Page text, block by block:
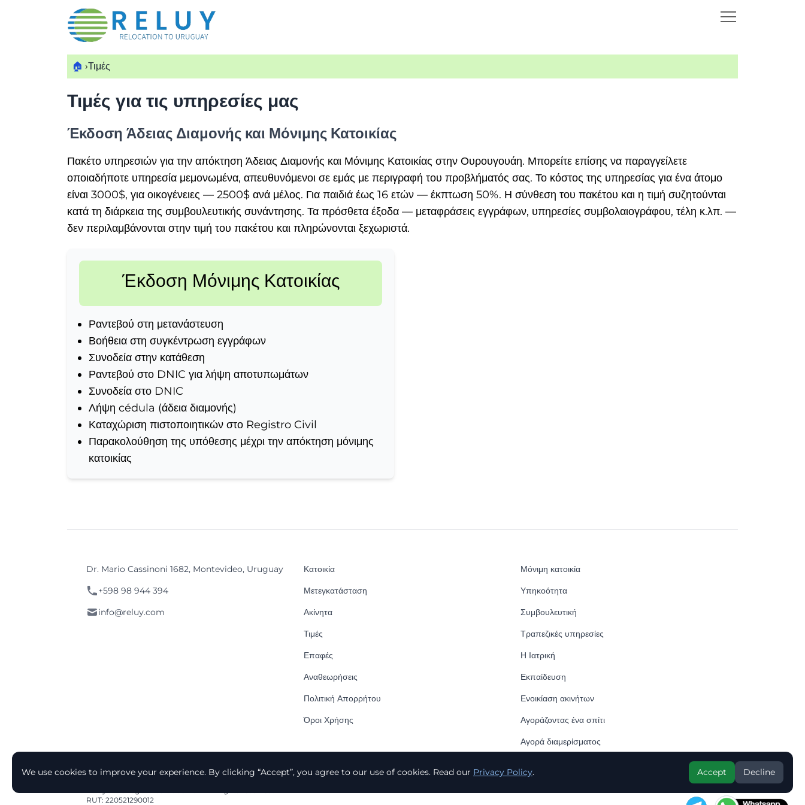
🏠 ›Τιμές
Τιμές για τις υπηρεσίες μας
Έκδοση Άδειας Διαμονής και Μόνιμης Κατοικίας
Πακέτο υπηρεσιών για την απόκτηση Άδειας Διαμονής και Μόνιμης Κατοικίας στην Ουρουγουάη. Μπορείτε επίσης να παραγγείλετε
οποιαδήποτε υπηρεσία μεμονωμένα, απευθυνόμενοι σε εμάς με περιγραφή του προβλήματός σας. Το κόστος της υπηρεσίας για ένα άτομο
είναι 3000$, για οικογένειες — 2500$ ανά μέλος. Για παιδιά έως 16 ετών — έκπτωση 50%. Η σύνθεση του πακέτου και η τιμή συζητούνται
κατά τη διάρκεια της συμβουλευτικής συνάντησης. Τα πρόσθετα έξοδα — μεταφράσεις εγγράφων, υπηρεσίες συμβολαιογράφου, τέλη κ.λπ. —
δεν περιλαμβάνονται στην τιμή του πακέτου και πληρώνονται ξεχωριστά.
Έκδοση Μόνιμης Κατοικίας
Ραντεβού στη μετανάστευση
Βοήθεια στη συγκέντρωση εγγράφων
Συνοδεία στην κατάθεση
Ραντεβού στο DNIC για λήψη αποτυπωμάτων
Συνοδεία στο DNIC
Λήψη cédula (άδεια διαμονής)
Καταχώριση πιστοποιητικών στο Registro Civil
Παρακολούθηση της υπόθεσης μέχρι την απόκτηση μόνιμης
κατοικίας
Dr. Mario Cassinoni 1682, Montevideo, Uruguay
+598 98 944 394
info@reluy.com
Κατοικία
Μετεγκατάσταση
Ακίνητα
Τιμές
Επαφές
Αναθεωρήσεις
Πολιτική Απορρήτου
Όροι Χρήσης
Μόνιμη κατοικία
Υπηκοότητα
Συμβουλευτική
Τραπεζικές υπηρεσίες
Η Ιατρική
Εκπαίδευση
Ενοικίαση ακινήτων
Αγοράζοντας ένα σπίτι
Αγορά διαμερίσματος
RUT: 220521290012
We use cookies to improve your experience. By clicking “Accept”, you agree to our use of cookies. Read our Privacy Policy. Accept Decline